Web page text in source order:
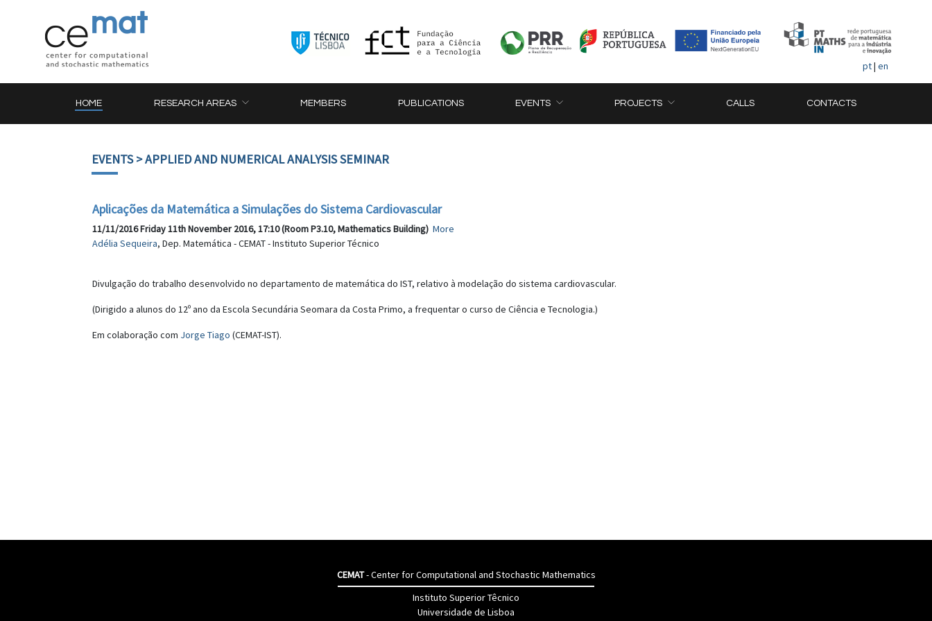
pt| en
HOME RESEARCH AREAS MEMBERS PUBLICATIONS EVENTS PROJECTS CALLS CONTACTS
EVENTS> APPLIED AND NUMERICAL ANALYSIS SEMINAR
Aplicações da Matemática a Simulações do Sistema Cardiovascular
11/11/2016 Friday 11th November 2016, 17:10 (Room P3.10, Mathematics Building) More
Adélia Sequeira, Dep. Matemática - CEMAT - Instituto Superior Técnico
Divulgação do trabalho desenvolvido no departamento de matemática do IST, relativo à modelação do sistema cardiovascular.
(Dirigido a alunos do 12º ano da Escola Secundária Seomara da Costa Primo, a frequentar o curso de Ciência e Tecnologia.)
Em colaboração com Jorge Tiago (CEMAT-IST).
CEMAT- Center for Computational and Stochastic Mathematics
Instituto Superior Têcnico
Universidade de Lisboa